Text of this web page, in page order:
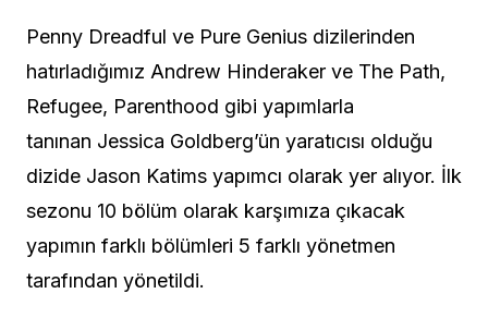
Penny Dreadful ve Pure Genius dizilerinden
hatırladığımız Andrew Hinderaker ve The Path,
Refugee, Parenthood gibi yapımlarla
tanınan Jessica Goldberg’ün yaratıcısı olduğu
dizide Jason Katims yapımcı olarak yer alıyor. İlk
sezonu 10 bölüm olarak karşımıza çıkacak
yapımın farklı bölümleri 5 farklı yönetmen
tarafından yönetildi.